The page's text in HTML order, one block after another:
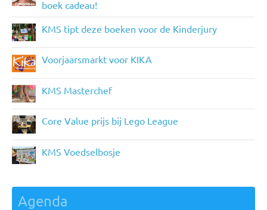
boek cadeau!
KMS tipt deze boeken voor de Kinderjury
Voorjaarsmarkt voor KIKA
KMS Masterchef
Core Value prijs bij Lego League
KMS Voedselbosje
Agenda